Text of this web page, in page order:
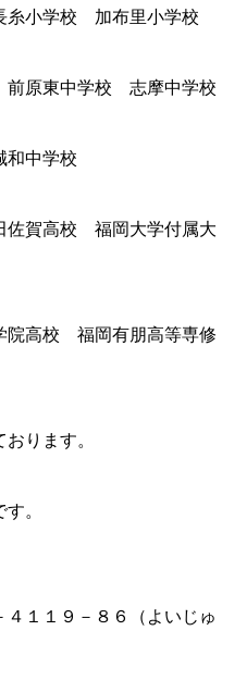
小学校 加布里小学校
原東中学校 志摩中学校
中学校
賀高校 福岡大学付属大
高校 福岡有朋高等専修
ります。
。
１１９－８６（よいじゅ